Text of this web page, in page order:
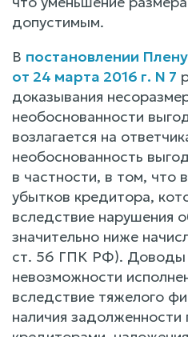
допустимым.
В постановлении
от 24 марта 2016 г. N 7
доказывания
необоснованности
возлагается на
необоснованность
в частности, в том, что
убытков кредитора,
вследствие нарушения
значительно ниже
ст. 56 ГПК РФ). Доводы
невозможности
вследствие тяжелого
наличия задолженности